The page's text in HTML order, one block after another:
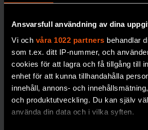
Ansvarsfull användning av dina
Vi och våra 1022 partners behandlar
som t.ex. ditt IP-nummer, och
cookies för att lagra och få tillgång till
enhet för att kunna tillhandahålla
innehåll, annons- och
och produktutveckling. Du kan själv
använda din data och i vilka syften.
Robert:
”Jag är
tacksam
över att
sexlivet